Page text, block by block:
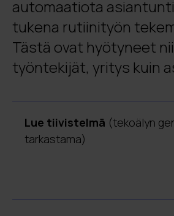
automaatiota
tukena rutiinityön
Tästä ovat hyötyneet
työntekijät, yritys kuin
Lue tiivistelmä (tekoälyn
tarkastama)
Suurimmat hyödyt
kun sitä käytetään